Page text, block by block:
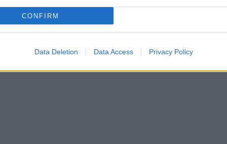
CONFIRM
Data Deletion Data Access Privacy Policy